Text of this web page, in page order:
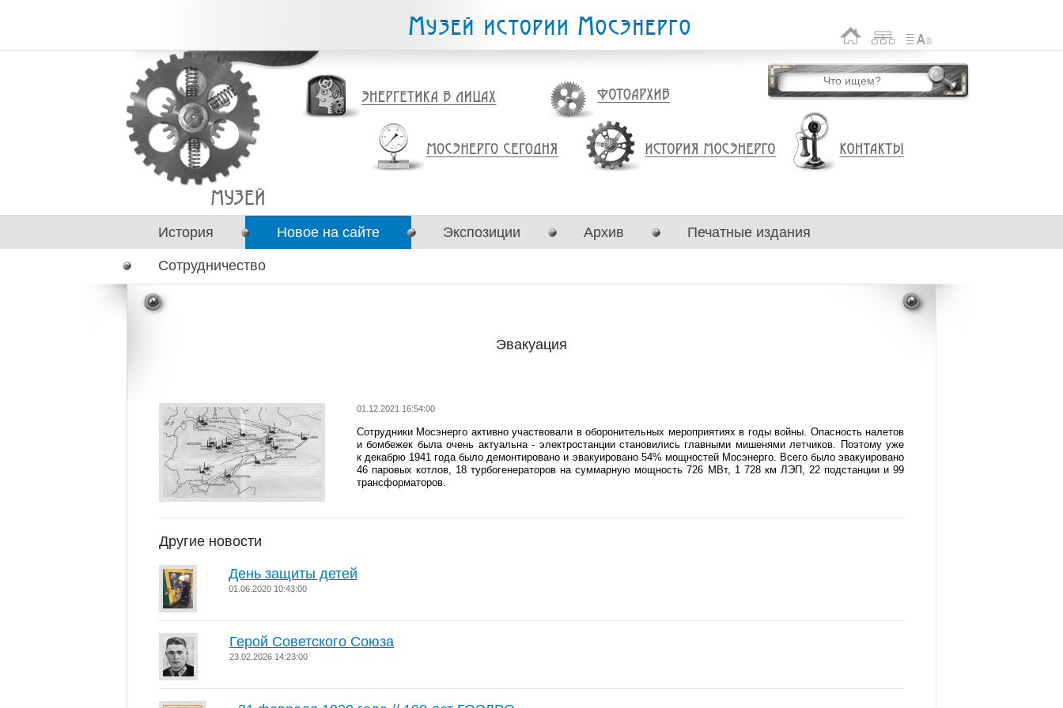
История Новое на сайте Экспозиции Архив Печатные издания
Сотрудничество
Эвакуация
01.12.2021 16:54:00
Сотрудники Мосэнерго активно участвовали в оборонительных мероприятиях в годы войны. Опасность налетов
и бомбежек была очень актуальна - электростанции становились главными мишенями летчиков. Поэтому уже
кдекабрю 1941 года было демонтировано и эвакуировано 54% мощностей Мосэнерго. Всего было эвакуировано
46 паровых котлов, 18 турбогенераторов на суммарную мощность 726 МВт, 1 728 км ЛЭП, 22 подстанции и 99
трансформаторов.
Другие новости
День защиты детей
01.06.2020 10:43:00
Герой Советского Союза
23.02.2026 14:23:00